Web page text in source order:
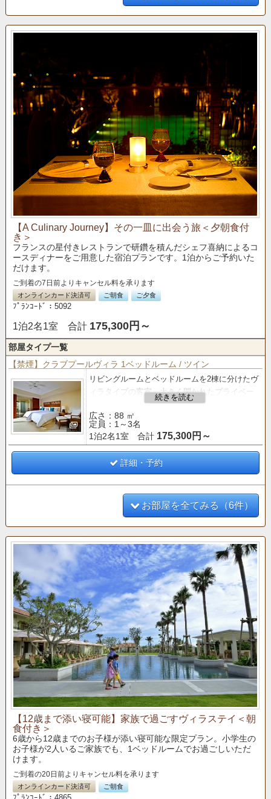
【A Culinary Journey】その一皿に出会う旅＜夕朝食付
き＞
フランスの星付きレストランで研鑽を積んだシェフ喜納によるコ
ースディナーをご用意した宿泊プランです。1泊からご予約いた
だけます。
ご到着の7日前よりキャンセル料を承ります
オンラインカード決済可 ご朝食 ご夕食
ﾌﾟﾗﾝｺｰﾄﾞ：5092
1泊2名1室 合計 175,300円～
部屋タイプ一覧
【禁煙】クラブプールヴィラ 1ベッドルーム / ツイン
リビングルームとベッドルームを2棟に分けたヴ
ィラタイプの客室。大きく開かれたプライベー
トプールに88㎡のゆったりとした広さと、光と
風が通り抜けるオープンエアな空間が魅力。
【クラブサービスのご案内】
○ティータイム（14:00～16:00）
○アペリティフタイム（17:00～19:00）
広さ：88 ㎡
定員：1～3名
1泊2名1室 合計 175,300円～
詳細・予約
お部屋を全てみる（6件）
【12歳まで添い寝可能】家族で過ごすヴィラステイ＜朝
食付き＞
6歳から12歳までのお子様が添い寝可能な限定プラン。小学生の
お子様が2人いるご家族でも、1ベッドルームでお過ごしいただ
けます。
ご到着の20日前よりキャンセル料を承ります
オンラインカード決済可 ご朝食